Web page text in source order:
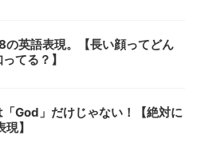
の英語表現。【長い顔ってどん
てる？】
God」だけじゃない！【絶対に
】